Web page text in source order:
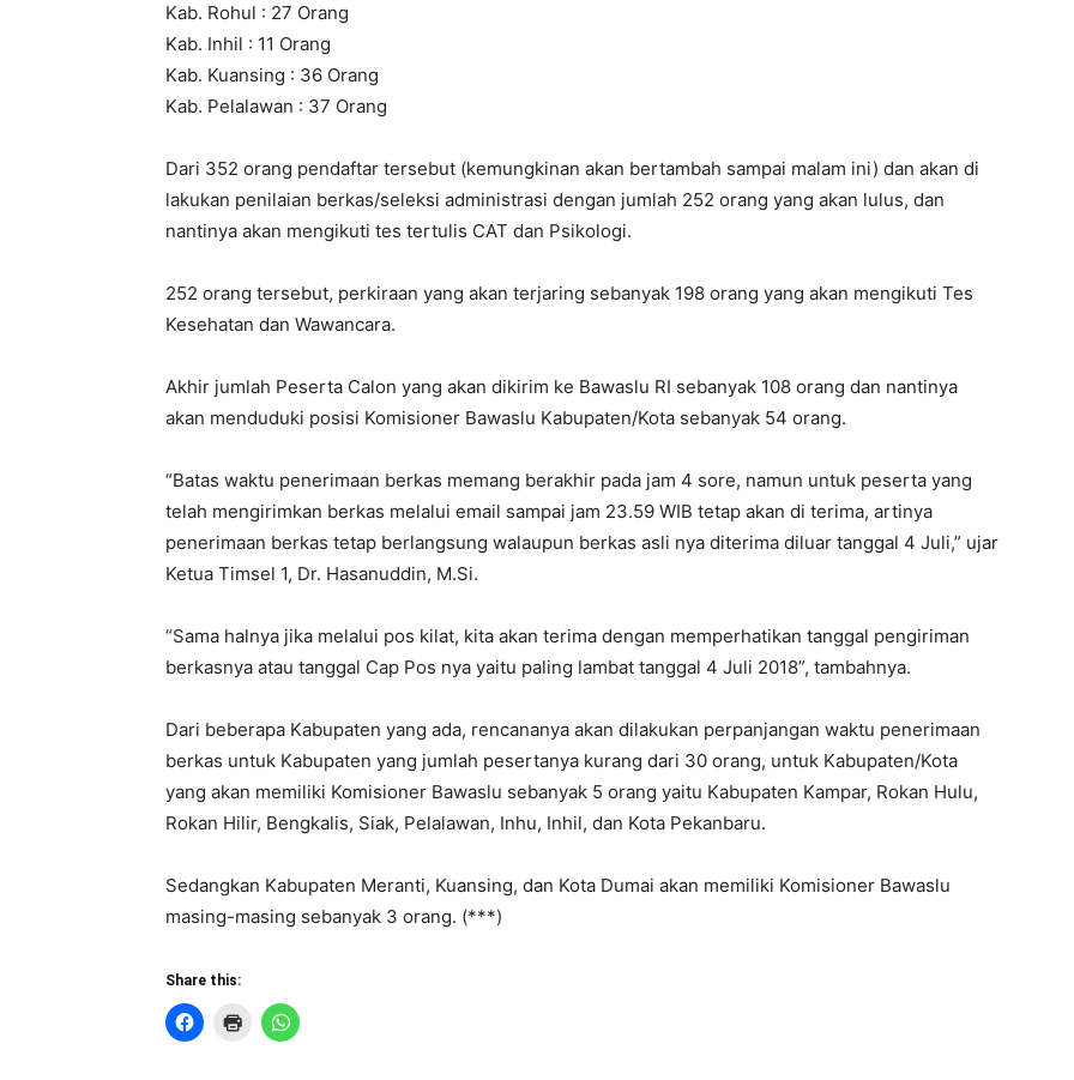
Kab. Rohul : 27 Orang
Kab. Inhil : 11 Orang
Kab. Kuansing : 36 Orang
Kab. Pelalawan : 37 Orang
Dari 352 orang pendaftar tersebut (kemungkinan akan bertambah sampai malam ini) dan akan di
lakukan penilaian berkas/seleksi administrasi dengan jumlah 252 orang yang akan lulus, dan
nantinya akan mengikuti tes tertulis CAT dan Psikologi.
252 orang tersebut, perkiraan yang akan terjaring sebanyak 198 orang yang akan mengikuti Tes
Kesehatan dan Wawancara.
Akhir jumlah Peserta Calon yang akan dikirim ke Bawaslu RI sebanyak 108 orang dan nantinya
akan menduduki posisi Komisioner Bawaslu Kabupaten/Kota sebanyak 54 orang.
“Batas waktu penerimaan berkas memang berakhir pada jam 4 sore, namun untuk peserta yang
telah mengirimkan berkas melalui email sampai jam 23.59 WIB tetap akan di terima, artinya
penerimaan berkas tetap berlangsung walaupun berkas asli nya diterima diluar tanggal 4 Juli,” ujar
Ketua Timsel 1, Dr. Hasanuddin, M.Si.
“Sama halnya jika melalui pos kilat, kita akan terima dengan memperhatikan tanggal pengiriman
berkasnya atau tanggal Cap Pos nya yaitu paling lambat tanggal 4 Juli 2018”, tambahnya.
Dari beberapa Kabupaten yang ada, rencananya akan dilakukan perpanjangan waktu penerimaan
berkas untuk Kabupaten yang jumlah pesertanya kurang dari 30 orang, untuk Kabupaten/Kota
yang akan memiliki Komisioner Bawaslu sebanyak 5 orang yaitu Kabupaten Kampar, Rokan Hulu,
Rokan Hilir, Bengkalis, Siak, Pelalawan, Inhu, Inhil, dan Kota Pekanbaru.
Sedangkan Kabupaten Meranti, Kuansing, dan Kota Dumai akan memiliki Komisioner Bawaslu
masing-masing sebanyak 3 orang. (***)
Share this: